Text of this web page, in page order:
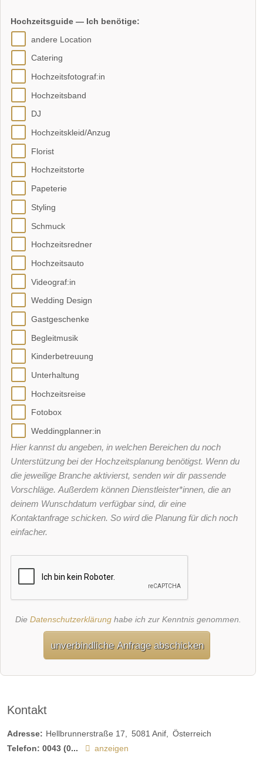
Hochzeitsguide — Ich benötige:
andere Location
Catering
Hochzeitsfotograf:in
Hochzeitsband
DJ
Hochzeitskleid/Anzug
Florist
Hochzeitstorte
Papeterie
Styling
Schmuck
Hochzeitsredner
Hochzeitsauto
Videograf:in
Wedding Design
Gastgeschenke
Begleitmusik
Kinderbetreuung
Unterhaltung
Hochzeitsreise
Fotobox
Weddingplanner:in
Hier kannst du angeben, in welchen Bereichen du noch
Unterstützung bei der Hochzeitsplanung benötigst. Wenn du
die jeweilige Branche aktivierst, senden wir dir passende
Vorschläge. Außerdem können Dienstleister*innen, die an
deinem Wunschdatum verfügbar sind, dir eine
Kontaktanfrage schicken. So wird die Planung für dich noch
einfacher.
Die Datenschutzerklärunghabe ich zur Kenntnis genommen.
unverbindliche Anfrage abschicken
Kontakt
Adresse: Hellbrunnerstraße 17 5081 Anif
Österreich
Telefon: 0043 (0...
anzeigen